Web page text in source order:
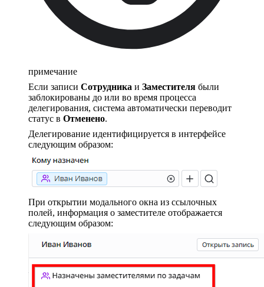
примечание
Если записи Сотрудника и Заместителя были
заблокированы до или во время процесса
делегирования, система автоматически переводит
статус в Отменено.
Делегирование идентифицируется в интерфейсе
следующим образом:
При открытии модального окна из ссылочных
полей, информация о заместителе отображается
следующим образом: